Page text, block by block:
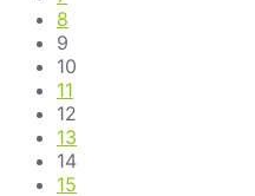
8
9
10
11
12
13
14
15